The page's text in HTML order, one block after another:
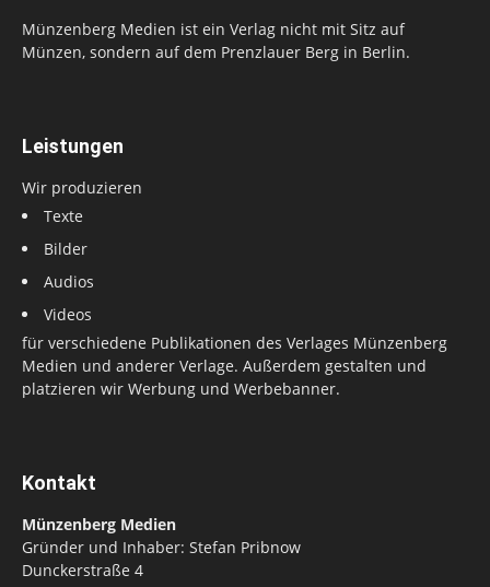
Münzenberg Medien ist ein Verlag nicht mit Sitz auf
Münzen, sondern auf dem Prenzlauer Berg in Berlin.
Leistungen
Wir produzieren
Texte
Bilder
Audios
Videos
für verschiedene Publikationen des Verlages Münzenberg
Medien und anderer Verlage. Außerdem gestalten und
platzieren wir Werbung und Werbebanner.
Kontakt
Münzenberg Medien
Gründer und Inhaber: Stefan Pribnow
Dunckerstraße 4